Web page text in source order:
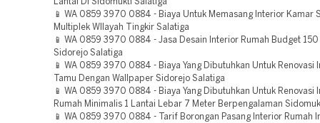
Lantai Di Sidomukti Salatiga
📱 WA 0859 3970 0884 - Biaya Untuk Memasang Interior Kamar
Multiplek WIlayah Tingkir Salatiga
📱 WA 0859 3970 0884 - Jasa Desain Interior Rumah Budget 150
Sidorejo Salatiga
📱 WA 0859 3970 0884 - Biaya Yang Dibutuhkan Untuk Renovasi
Tamu Dengan Wallpaper Sidorejo Salatiga
📱 WA 0859 3970 0884 - Biaya Yang Dibutuhkan Untuk Renovasi
Rumah Minimalis 1 Lantai Lebar 7 Meter Berpengalaman
📱 WA 0859 3970 0884 - Tarif Borongan Pasang Interior Rumah